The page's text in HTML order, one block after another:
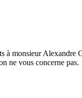
à monsieur Alexandre
ne vous concerne pas.